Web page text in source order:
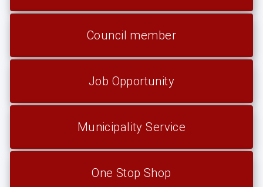
Council member
Job Opportunity
Municipality Service
One Stop Shop